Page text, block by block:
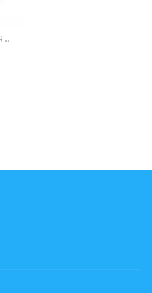
AIPER HAVUZ ROBOTU